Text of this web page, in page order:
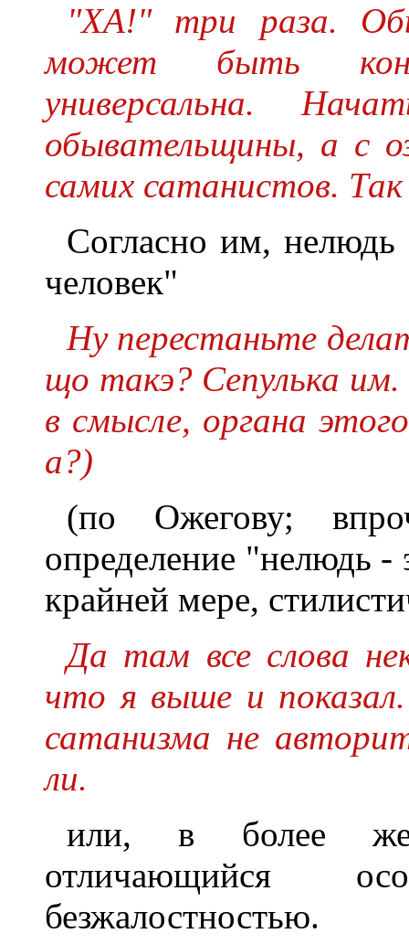
"ХА!" три раза.
может быть
универсальна.
обывательщины, а с
самих сатанистов. Так
Согласно им, нелюдь
человек"
Ну перестаньте
що такэ? Сепулька
в смысле, органа
а?)
(по Ожегову;
определение "нелюдь -
крайней мере,
Да там все слова
что я выше и
сатанизма не
ли.
или, в более
отличающийся
безжалостностью.